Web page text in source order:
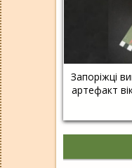
Запоріжці
артефакт